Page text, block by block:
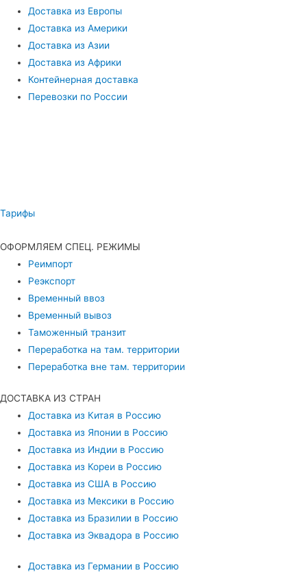
Доставка из Европы
Доставка из Америки
Доставка из Азии
Доставка из Африки
Контейнерная доставка
Перевозки по России
Тарифы
ОФОРМЛЯЕМ СПЕЦ. РЕЖИМЫ
Реимпорт
Реэкспорт
Временный ввоз
Временный вывоз
Таможенный транзит
Переработка на там. территории
Переработка вне там. территории
ДОСТАВКА ИЗ СТРАН
Доставка из Китая в Россию
Доставка из Японии в Россию
Доставка из Индии в Россию
Доставка из Кореи в Россию
Доставка из США в Россию
Доставка из Мексики в Россию
Доставка из Бразилии в Россию
Доставка из Эквадора в Россию
Доставка из Германии в Россию